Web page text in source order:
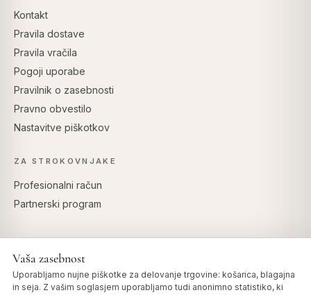
Kontakt
Pravila dostave
Pravila vračila
Pogoji uporabe
Pravilnik o zasebnosti
Pravno obvestilo
Nastavitve piškotkov
ZA STROKOVNJAKE
Profesionalni račun
Partnerski program
Vaša zasebnost
Uporabljamo nujne piškotke za delovanje trgovine: košarica, blagajna
in seja. Z vašim soglasjem uporabljamo tudi anonimno statistiko, ki